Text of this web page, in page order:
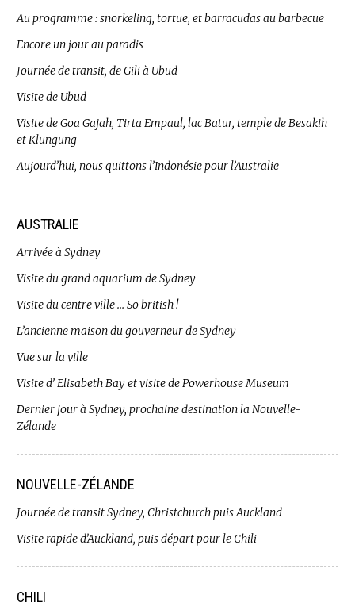
Au programme : snorkeling, tortue, et barracudas au barbecue
Encore un jour au paradis
Journée de transit, de Gili à Ubud
Visite de Ubud
Visite de Goa Gajah, Tirta Empaul, lac Batur, temple de Besakih
et Klungung
Aujourd’hui, nous quittons l’Indonésie pour l’Australie
AUSTRALIE
Arrivée à Sydney
Visite du grand aquarium de Sydney
Visite du centre ville … So british !
L’ancienne maison du gouverneur de Sydney
Vue sur la ville
Visite d’ Elisabeth Bay et visite de Powerhouse Museum
Dernier jour à Sydney, prochaine destination la Nouvelle-
Zélande
NOUVELLE-ZÉLANDE
Journée de transit Sydney, Christchurch puis Auckland
Visite rapide d’Auckland, puis départ pour le Chili
CHILI